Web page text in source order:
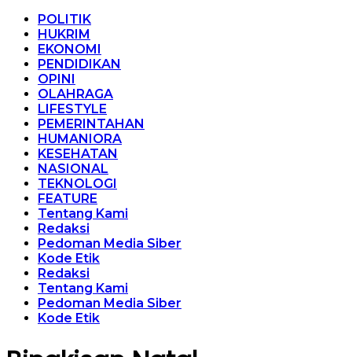
POLITIK
HUKRIM
EKONOMI
PENDIDIKAN
OPINI
OLAHRAGA
LIFESTYLE
PEMERINTAHAN
HUMANIORA
KESEHATAN
NASIONAL
TEKNOLOGI
FEATURE
Tentang Kami
Redaksi
Pedoman Media Siber
Kode Etik
Redaksi
Tentang Kami
Pedoman Media Siber
Kode Etik